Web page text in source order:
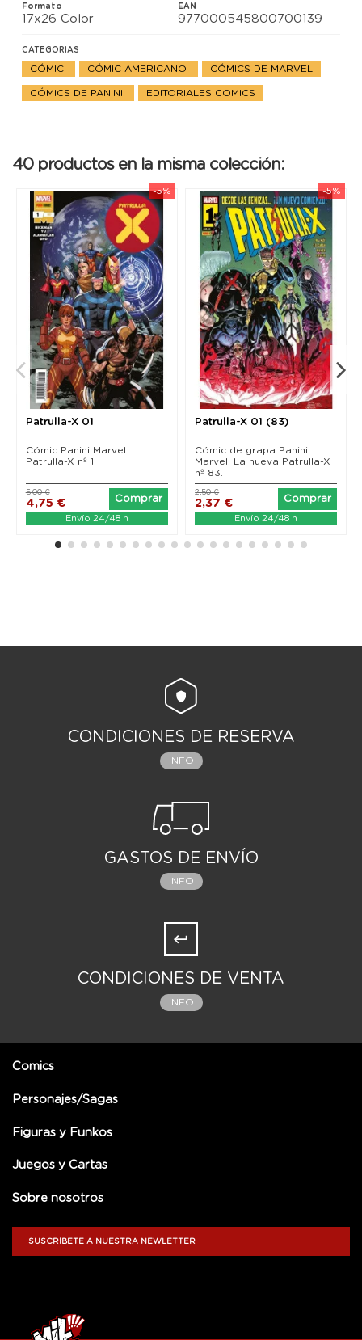
Formato
17x26 Color
EAN
977000545800700139
CATEGORIAS
CÓMIC CÓMIC AMERICANO CÓMICS DE MARVEL
CÓMICS DE PANINI EDITORIALES COMICS
40 productos en la misma colección:
-5%
Patrulla-X 01
Cómic Panini Marvel.
Patrulla-X nº 1
4,75 €
5,00 €
Comprar
Envío 24/48 h
-5%
Patrulla-X 01 (83)
Cómic de grapa Panini
Marvel. La nueva Patrulla-X
nº 83.
2,37 €
2,50 €
Comprar
Envío 24/48 h
CONDICIONES DE RESERVA
INFO
GASTOS DE ENVÍO
INFO
CONDICIONES DE VENTA
INFO
Comics
Personajes/Sagas
Figuras y Funkos
Juegos y Cartas
Sobre nosotros
SUSCRÍBETE A NUESTRA NEWLETTER